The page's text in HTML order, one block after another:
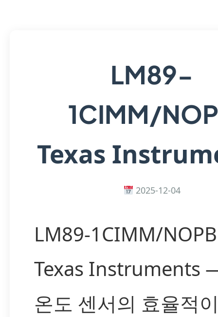
LM89-
1CIMM/
Texas
2025-12-04
LM89-1CIMM/
Texas Instruments
온도 센서의 효율적